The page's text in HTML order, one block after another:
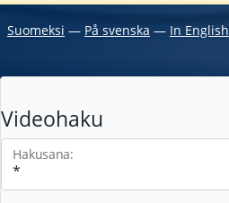
Suomeksi ― På svenska ― In English
Videohaku
Hakusana: